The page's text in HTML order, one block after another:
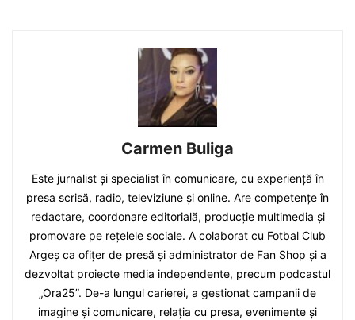
Carmen Buliga
Este jurnalist și specialist în comunicare, cu experiență în
presa scrisă, radio, televiziune și online. Are competențe în
redactare, coordonare editorială, producție multimedia și
promovare pe rețelele sociale. A colaborat cu Fotbal Club
Argeș ca ofițer de presă și administrator de Fan Shop și a
dezvoltat proiecte media independente, precum podcastul
„Ora25”. De-a lungul carierei, a gestionat campanii de
imagine și comunicare, relația cu presa, evenimente și